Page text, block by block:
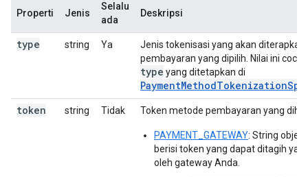
Properti Jenis
Selalu
ada
Deskripsi
type string Ya
Jenis tokenisasi yang akan
pembayaran yang dipilih. Nilai ini
type yang ditetapkan di
token
string Tidak Token metode pembayaran yang
PAYMENT_GATEWAY: String objek
berisi token yang dapat ditagih
oleh gateway Anda.